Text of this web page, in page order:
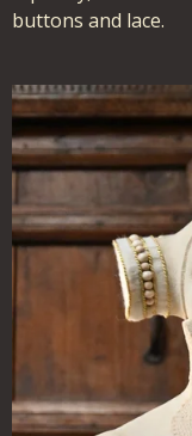
buttons and lace.